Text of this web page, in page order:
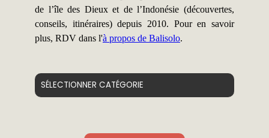
de l’île des Dieux et de l’Indonésie (découvertes,
conseils, itinéraires) depuis 2010. Pour en savoir
plus, RDV dans l'à propos de Balisolo.